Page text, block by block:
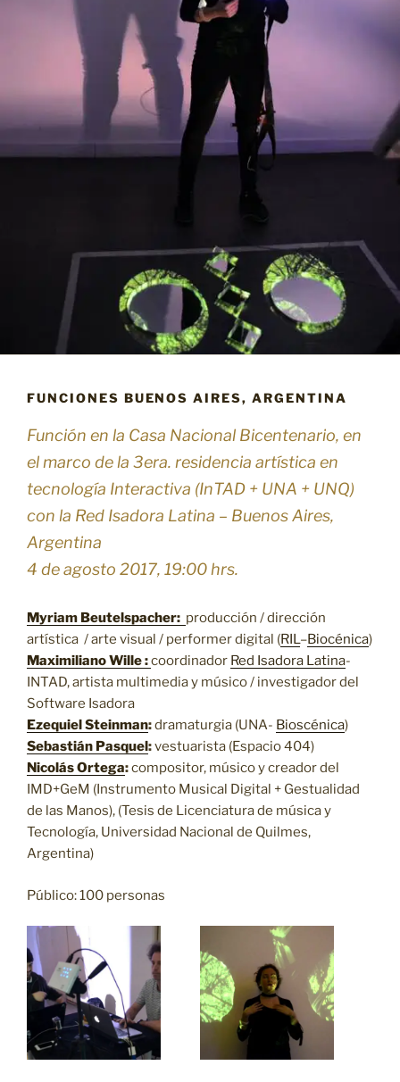
FUNCIONES BUENOS AIRES, ARGENTINA
Función en la Casa Nacional Bicentenario, en
el marco de la 3era. residencia artística en
tecnología Interactiva (InTAD + UNA + UNQ)
con la Red Isadora Latina – Buenos Aires,
Argentina
4 de agosto 2017, 19:00 hrs.
Myriam Beutelspacher: producción / dirección
artística / arte visual / performer digital (RIL–Biocénica)
Maximiliano Wille :coordinador Red Isadora Latina-
INTAD, artista multimedia y músico / investigador del
Software Isadora
Ezequiel Steinman:dramaturgia (UNA- Bioscénica)
Sebastián Pasquel:vestuarista (Espacio 404)
Nicolás Ortega:compositor, músico y creador del
IMD+GeM (Instrumento Musical Digital + Gestualidad
de las Manos), (Tesis de Licenciatura de música y
Tecnología, Universidad Nacional de Quilmes,
Argentina)
Público: 100 personas